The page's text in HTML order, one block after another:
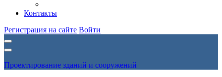
Контакты
Регистрация на сайте Войти
Проектирование зданий и сооружений